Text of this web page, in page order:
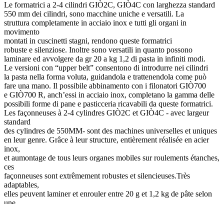
Le formatrici a 2-4 cilindri GIÒ2C, GIÒ4C con larghezza standard
550 mm dei cilindri, sono macchine uniche e versatili. La
struttura completamente in acciaio inox e tutti gli organi in
movimento
montati in cuscinetti stagni, rendono queste formatrici
robuste e silenziose. Inoltre sono versatili in quanto possono
laminare ed avvolgere da gr 20 a kg 1,2 di pasta in infiniti modi.
Le versioni con “upper belt” consentono di introdurre nei cilindri
la pasta nella forma voluta, guidandola e trattenendola come può
fare una mano. Il possibile abbinamento con i filonatori GIÒ700
e GIÒ700 R, anch’essi in acciaio inox, completano la gamma delle
possibili forme di pane e pasticceria ricavabili da queste formatrici.
Les façonneuses à 2-4 cylindres GIÒ2C et GIÒ4C - avec largeur
standard
des cylindres de 550MM- sont des machines universelles et uniques
en leur genre. Grâce à leur structure, entièrement réalisée en acier
inox,
et aumontage de tous leurs organes mobiles sur roulements étanches,
ces
façonneuses sont extrêmement robustes et silencieuses.Très
adaptables,
elles peuvent laminer et enrouler entre 20 g et 1,2 kg de pâte selon